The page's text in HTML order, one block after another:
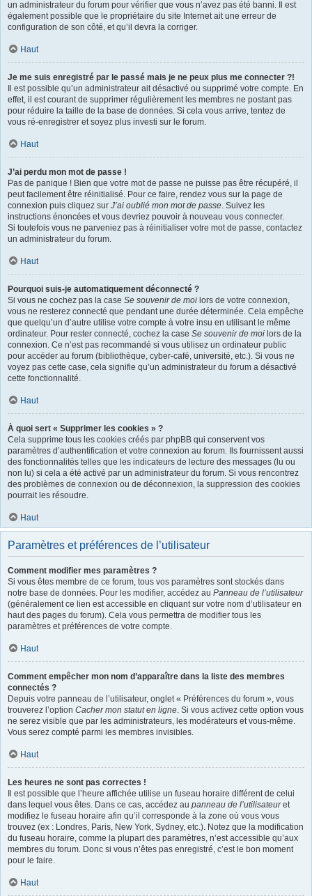
un administrateur du forum pour vérifier que vous n’avez pas été banni. Il est
également possible que le propriétaire du site Internet ait une erreur de
configuration de son côté, et qu’il devra la corriger.
Haut
Je me suis enregistré par le passé mais je ne peux plus me connecter ?!
Il est possible qu’un administrateur ait désactivé ou supprimé votre compte. En
effet, il est courant de supprimer régulièrement les membres ne postant pas
pour réduire la taille de la base de données. Si cela vous arrive, tentez de
vous ré-enregistrer et soyez plus investi sur le forum.
Haut
J’ai perdu mon mot de passe !
Pas de panique ! Bien que votre mot de passe ne puisse pas être récupéré, il
peut facilement être réinitialisé. Pour ce faire, rendez vous sur la page de
connexion puis cliquez sur J’ai oublié mon mot de passe. Suivez les
instructions énoncées et vous devriez pouvoir à nouveau vous connecter.
Si toutefois vous ne parveniez pas à réinitialiser votre mot de passe, contactez
un administrateur du forum.
Haut
Pourquoi suis-je automatiquement déconnecté ?
Si vous ne cochez pas la case Se souvenir de moi lors de votre connexion,
vous ne resterez connecté que pendant une durée déterminée. Cela empêche
que quelqu’un d’autre utilise votre compte à votre insu en utilisant le même
ordinateur. Pour rester connecté, cochez la case Se souvenir de moi lors de la
connexion. Ce n’est pas recommandé si vous utilisez un ordinateur public
pour accéder au forum (bibliothèque, cyber-café, université, etc.). Si vous ne
voyez pas cette case, cela signifie qu’un administrateur du forum a désactivé
cette fonctionnalité.
Haut
À quoi sert « Supprimer les cookies » ?
Cela supprime tous les cookies créés par phpBB qui conservent vos
paramètres d’authentification et votre connexion au forum. Ils fournissent aussi
des fonctionnalités telles que les indicateurs de lecture des messages (lu ou
non lu) si cela a été activé par un administrateur du forum. Si vous rencontrez
des problèmes de connexion ou de déconnexion, la suppression des cookies
pourrait les résoudre.
Haut
Paramètres et préférences de l’utilisateur
Comment modifier mes paramètres ?
Si vous êtes membre de ce forum, tous vos paramètres sont stockés dans
notre base de données. Pour les modifier, accédez au Panneau de l’utilisateur
(généralement ce lien est accessible en cliquant sur votre nom d’utilisateur en
haut des pages du forum). Cela vous permettra de modifier tous les
paramètres et préférences de votre compte.
Haut
Comment empêcher mon nom d’apparaître dans la liste des membres
connectés ?
Depuis votre panneau de l’utilisateur, onglet « Préférences du forum », vous
trouverez l’option Cacher mon statut en ligne. Si vous activez cette option vous
ne serez visible que par les administrateurs, les modérateurs et vous-même.
Vous serez compté parmi les membres invisibles.
Haut
Les heures ne sont pas correctes !
Il est possible que l’heure affichée utilise un fuseau horaire différent de celui
dans lequel vous êtes. Dans ce cas, accédez au panneau de l’utilisateuret
modifiez le fuseau horaire afin qu’il corresponde à la zone où vous vous
trouvez (ex : Londres, Paris, New York, Sydney, etc.). Notez que la modification
du fuseau horaire, comme la plupart des paramètres, n’est accessible qu’aux
membres du forum. Donc si vous n’êtes pas enregistré, c’est le bon moment
pour le faire.
Haut